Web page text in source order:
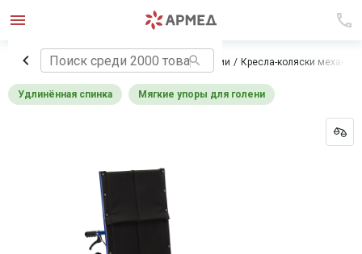
Главная Технические средства реабилитации Кресла-коляски
Удлинённая спинка Мягкие упоры для голени